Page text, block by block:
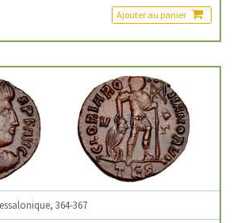
Ajouter au panier
364-367